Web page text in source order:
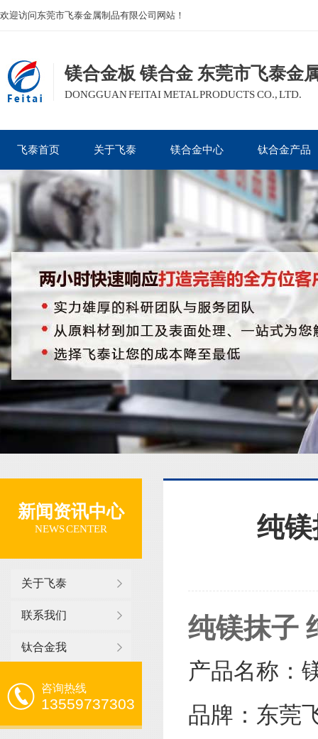
欢迎访问东莞市飞泰金属制品有限公司网站！
镁合金板 镁合金 东莞市飞泰金
DONGGUAN FEITAI METAL PRODUCTS CO., LTD.
飞泰首页 关于飞泰 镁合金中心 钛合金产品
新闻资讯中心
NEWS CENTER
关于飞泰
联系我们
钛合金我
咨询热线
13559737303
纯
纯镁抹子
产品名称：
品牌：东莞